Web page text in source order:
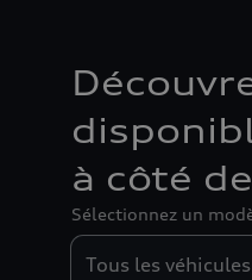
à côté
Sélectionnez un